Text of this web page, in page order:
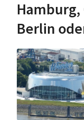
Berlin